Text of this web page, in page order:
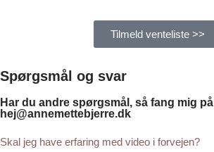
Tilmeld venteliste >>
Spørgsmål og svar
Har du andre spørgsmål, så fang mig på
hej@annemettebjerre.dk
Skal jeg have erfaring med video i forvejen?